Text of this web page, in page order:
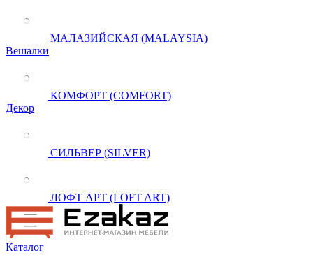
МАЛАЗИЙСКАЯ (MALAYSIA)
Вешалки
КОМФОРТ (COMFORT)
Декор
СИЛЬВЕР (SILVER)
ЛОФТ АРТ (LOFT ART)
Каталог